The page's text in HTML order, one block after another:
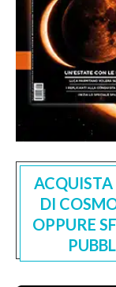
ACQUISTA
DI
OPPURE